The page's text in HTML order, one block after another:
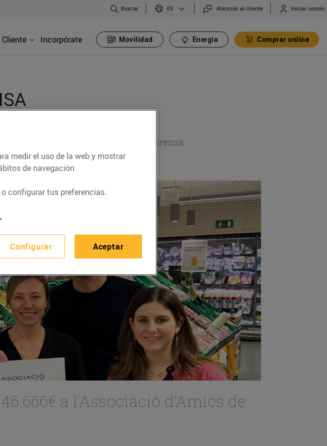
Buscar ES Atención al cliente Iniciar sesión
Incorpórate Movilidad Energía Comprar online
y Esclat a través de la sección de prensa
d’Amics de
medir el uso de la web y mostrar
de navegación.
configurar tus preferencias.
Configurar Aceptar